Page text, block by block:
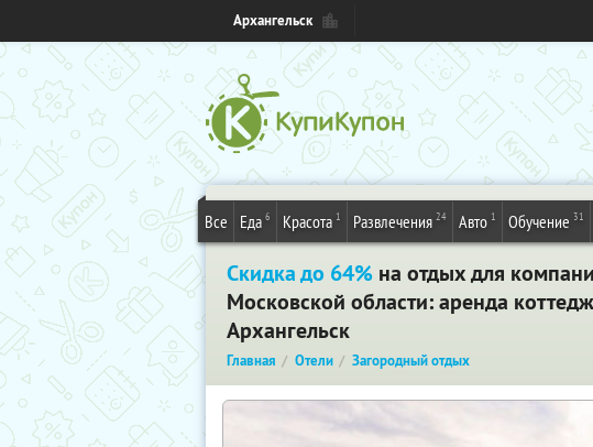
Архангельск
Все Еда 6 Красота 1 Развлечения 24 Авто 1 Обучение 31
Скидка до 64% на отдых для
Московской области: аренда
Архангельск
Главная Отели Загородный отдых